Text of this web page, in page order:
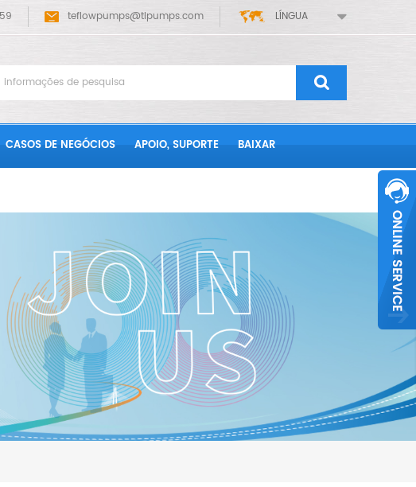
LÍNGUA
teflowpumps@tlpumps.com
CASOS DE NEGÓCIOS APOIO, SUPORTE BAIXAR